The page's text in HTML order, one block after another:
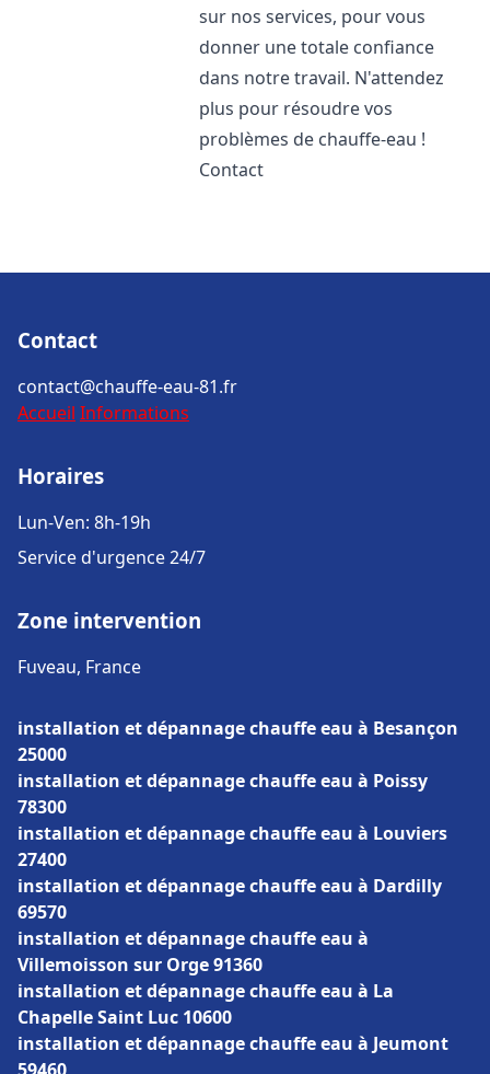
sur nos services, pour vous
donner une totale confiance
dans notre travail. N'attendez
plus pour résoudre vos
problèmes de chauffe-eau !
Contact
Contact
contact@chauffe-eau-81.fr
Accueil Informations
Horaires
Lun-Ven: 8h-19h
Service d'urgence 24/7
Zone intervention
Fuveau, France
installation et dépannage chauffe eau à Besançon
25000
installation et dépannage chauffe eau à Poissy
78300
installation et dépannage chauffe eau à Louviers
27400
installation et dépannage chauffe eau à Dardilly
69570
installation et dépannage chauffe eau à
Villemoisson sur Orge 91360
installation et dépannage chauffe eau à La
Chapelle Saint Luc 10600
installation et dépannage chauffe eau à Jeumont